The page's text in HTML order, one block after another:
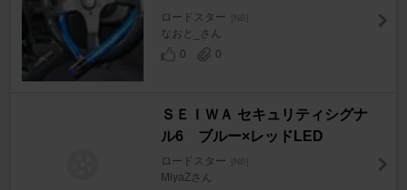
ロードスター [NB]
なおと_さん
0
0
ＳＥＩＷＡ セキュリティシグナ
ル6 ブルー×レッドLED
ロードスター [NB]
MiyaZさん